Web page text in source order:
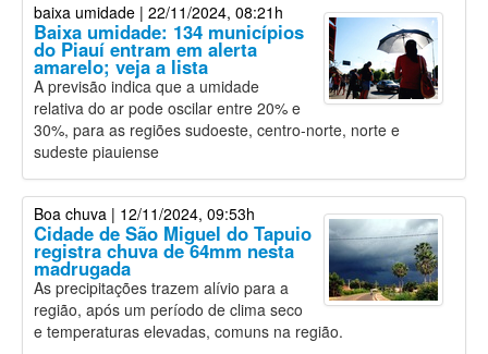
baixa umidade | 22/11/2024, 08:21h
Baixa umidade: 134 municípios
do Piauí entram em alerta
amarelo; veja a lista
A previsão indica que a umidade
relativa do ar pode oscilar entre 20% e
30%, para as regiões sudoeste, centro-norte, norte e
sudeste piauiense
Boa chuva | 12/11/2024, 09:53h
Cidade de São Miguel do Tapuio
registra chuva de 64mm nesta
madrugada
As precipitações trazem alívio para a
região, após um período de clima seco
e temperaturas elevadas, comuns na região.